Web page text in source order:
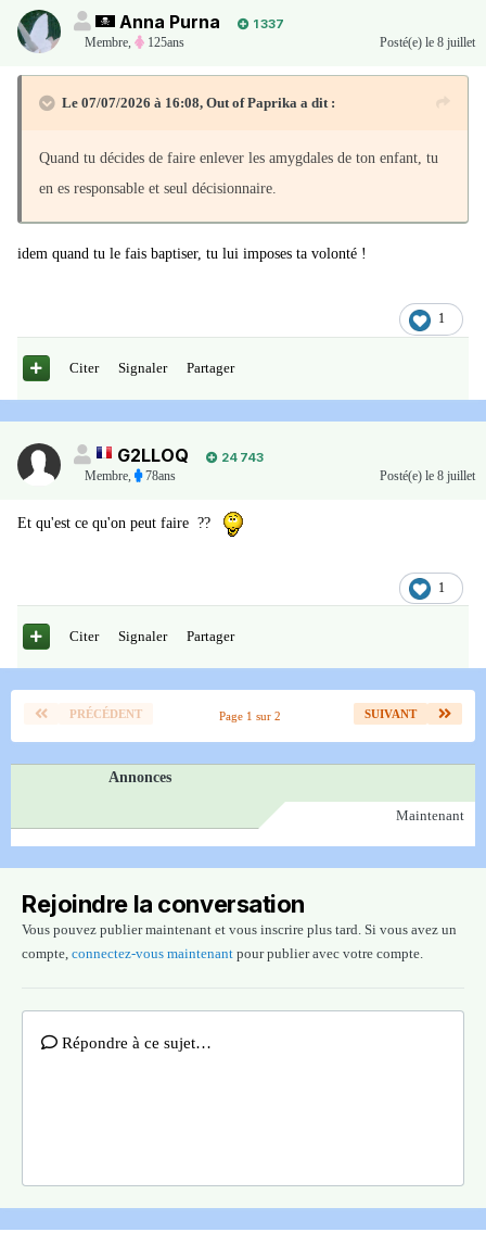
Anna Purna
1 337
Membre, 125ans Posté(e) le 8 juillet
Le 07/07/2026 à 16:08, Out of Paprika a dit :
Quand tu décides de faire enlever les amygdales de ton enfant, tu
en es responsable et seul décisionnaire.
idem quand tu le fais baptiser, tu lui imposes ta volonté !
1
Citer Signaler Partager
G2LLOQ
24 743
Membre
78ans Posté(e) le 8 juillet
Et qu'est ce qu'on peut faire ??
1
Citer Signaler Partager
PRÉCÉDENT SUIVANT
Page 1 sur 2
Annonces
Maintenant
Rejoindre la conversation
Vous pouvez publier maintenant et vous inscrire plus tard. Si vous avez un
compte, connectez-vous maintenant pour publier avec votre compte.
Répondre à ce sujet…